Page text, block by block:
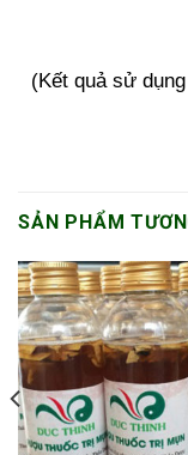
(Kết quả sử
SẢN PHẨM